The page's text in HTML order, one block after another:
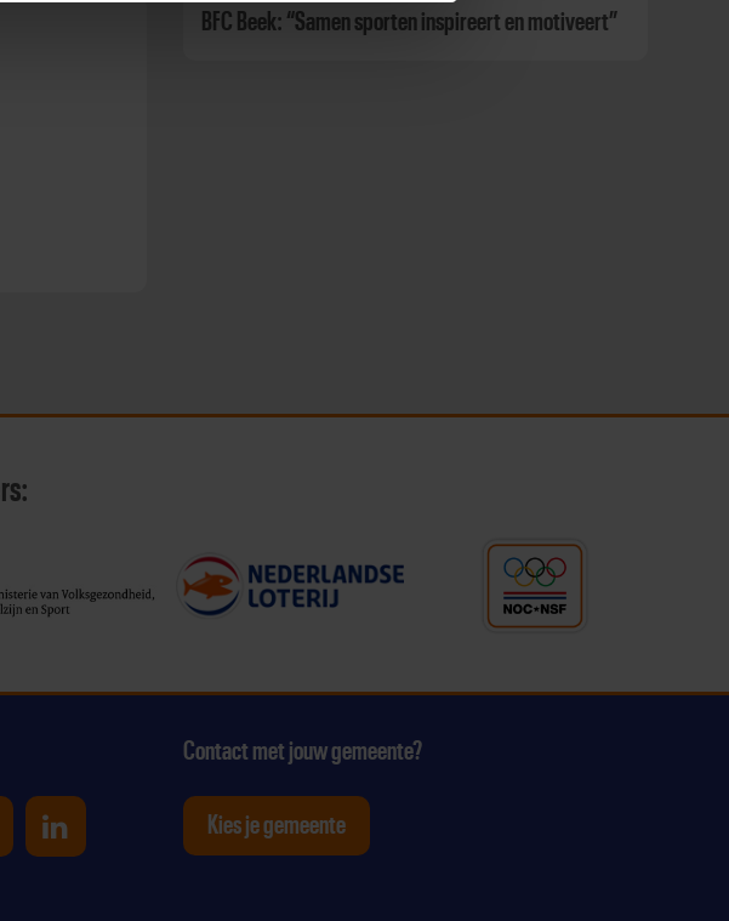
BFC Beek: “Samen sporten inspireert en motiveert”
op Facebookop Instagram
Sporten op Youtube
Uniek Sporten op Linkedin
Contact met jouw gemeente?
Kies je gemeente